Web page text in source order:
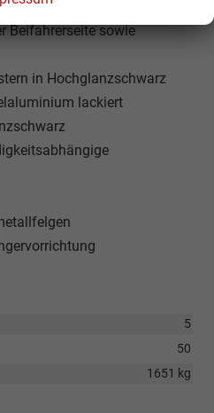
mit Heizung und
Beifahrerseite sowie
in Hochglanzschwarz
lackiert
5
50
1651 kg